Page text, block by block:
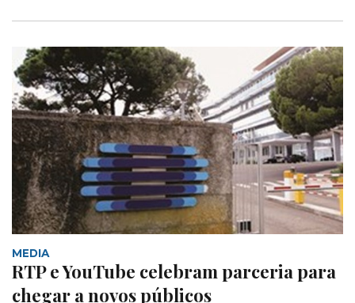
MEDIA
RTP e YouTube celebram parceria para
chegar a novos públicos